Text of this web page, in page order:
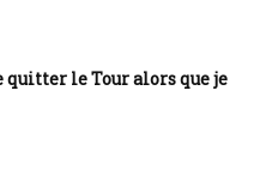
quitter le Tour alors que je